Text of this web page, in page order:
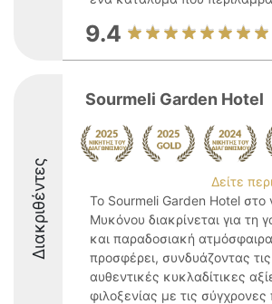
9.4
Διακριθέντες
Sourmeli Garden Hotel
Δείτε
Το Sourmeli Garden Hotel στο
Μυκόνου διακρίνεται για τη
και παραδοσιακή
προσφέρει, συνδυάζοντας τις
αυθεντικές κυκλαδίτικες
φιλοξενίας με τις